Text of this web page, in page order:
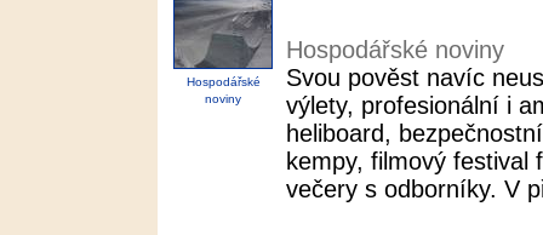
Hospodářské
noviny
Hospodářské noviny
Svou pověst navíc
výlety, profesionální i
heliboard,
kempy, filmový festival
večery s odborníky. V